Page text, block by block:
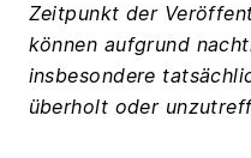
Zeitpunkt der
können aufgrund
insbesondere
überholt oder